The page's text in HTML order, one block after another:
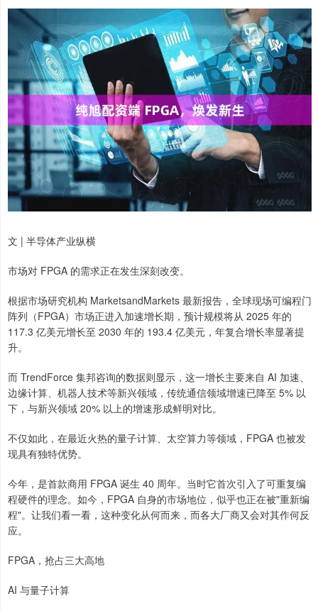
文 | 半导体产业纵横
市场对 FPGA 的需求正在发生深刻改变。
根据市场研究机构 MarketsandMarkets 最新报告，全球现场可编程门
阵列（FPGA）市场正进入加速增长期，预计规模将从 2025 年的
117.3 亿美元增长至 2030 年的 193.4 亿美元，年复合增长率显著提
升。
而 TrendForce 集邦咨询的数据则显示，这一增长主要来自 AI 加速、
边缘计算、机器人技术等新兴领域，传统通信领域增速已降至 5% 以
下，与新兴领域 20% 以上的增速形成鲜明对比。
不仅如此，在最近火热的量子计算、太空算力等领域，FPGA 也被发
现具有独特优势。
今年，是首款商用 FPGA 诞生 40 周年。当时它首次引入了可重复编
程硬件的理念。如今，FPGA 自身的市场地位，似乎也正在被"重新编
程"。让我们看一看，这种变化从何而来，而各大厂商又会对其作何反
应。
FPGA，抢占三大高地
AI 与量子计算